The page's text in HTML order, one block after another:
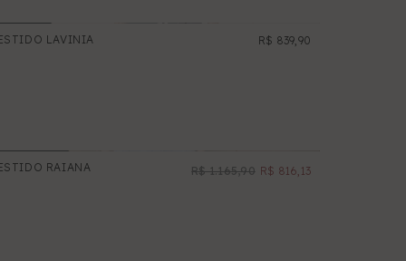
LAVINIA R$ 839,90
PROMOÇÃO
RAIANA R$ 1.165,90 R$ 816,13